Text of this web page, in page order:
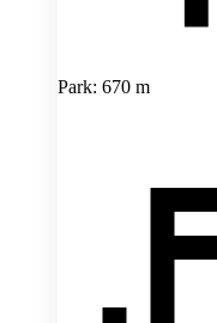
Park: 670 m